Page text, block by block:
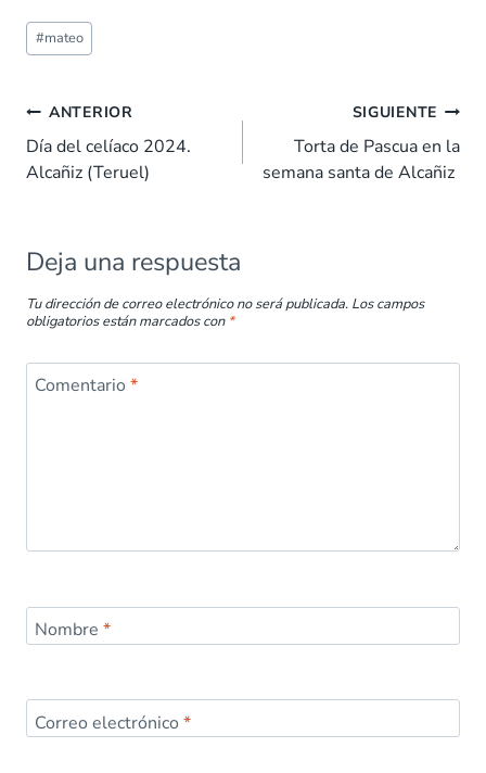
e
b
o
o
k
A
p
p
n
ar
tir
#mateo
ANTERIOR
Día del celíaco 2024.
Alcañiz (Teruel)
SIGUIENTE
Torta de Pascua en la
semana santa de Alcañiz
Deja una respuesta
Tu dirección de correo electrónico no será publicada. Los campos
obligatorios están marcados con *
Comentario *
Nombre *
Correo electrónico *